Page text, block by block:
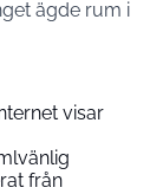
ägde rum i
visar
från